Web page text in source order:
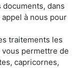
dans
à nous pour
traitements les
permettre de
capricornes,